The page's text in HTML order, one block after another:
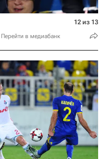
Перейти в медиабанк
12 из 13